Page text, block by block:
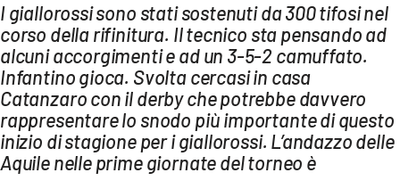
SANITÀ
SPORT
CULTURA
AMBIENTE
Streaming
I giallorossi sono stati sostenuti da 300 tifosi nel
corso della rifinitura. Il tecnico sta pensando ad
alcuni accorgimenti e ad un 3-5-2 camuffato.
Infantino gioca. Svolta cercasi in casa
Catanzaro con il derby che potrebbe davvero
rappresentare lo snodo più importante di questo
inizio di stagione per i giallorossi. L’andazzo delle
Aquile nelle prime giornate del torneo è